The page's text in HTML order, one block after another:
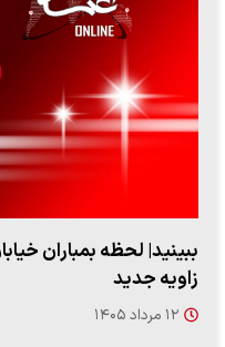
"کوماموتو" ژاپن ۹ روز…
۱۶ مرداد ۱۴۰۵